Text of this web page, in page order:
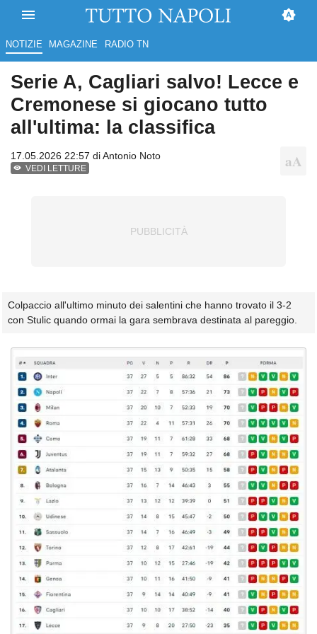
NOTIZIE MAGAZINE RADIO TN
Serie A, Cagliari salvo! Lecce e
Cremonese si giocano tutto
all'ultima: la classifica
17.05.2026 22:57 diAntonio Noto
VEDI LETTURE
Colpaccio all'ultimo minuto dei salentini che hanno trovato il 3-2
con Stulic quando ormai la gara sembrava destinata al pareggio.